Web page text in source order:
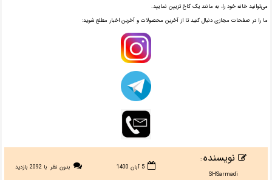
می‌توانید خانه خود را، به مانند یک کاخ تزیین نمایید.
ما را در صفحات مجازی دنبال کنید تا از آخرین محصولات و آخرین اخبار مطلع شوید:
نویسنده:
SHSarmadi
5 آبان 1400 بدون نظر با 2092 بازدید